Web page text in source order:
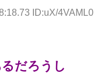
ID:uX/4VAML0
だろうし